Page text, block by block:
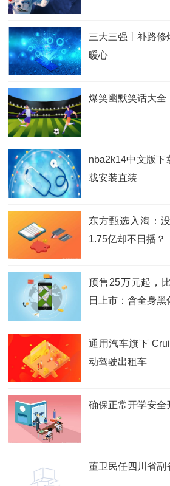
三大三强丨补路修
暖心
爆笑幽默笑话大全
nba2k14中文版下
载安装直装
东方甄选入淘：
1.75亿却不日播？
预售25万元起，
日上市：含全身黑
通用汽车旗下
动驾驶出租车
确保正常开学安全
董卫民任四川省副